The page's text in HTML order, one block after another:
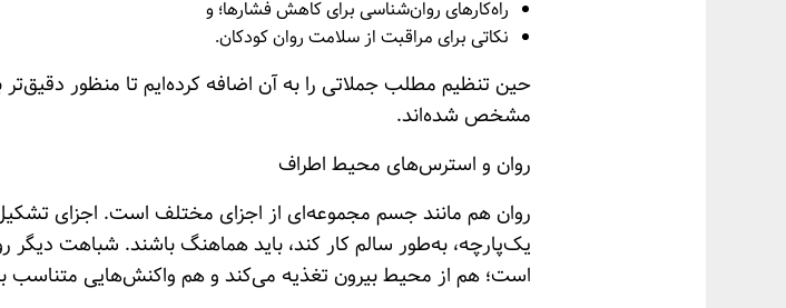
راه‌کارهای روان‌شناسی برای کاهش فشارها؛ و
نکاتی برای مراقبت از سلامت روان کودکان.
حین تنظیم مطلب جملاتی را به آن اضافه کرده‌ایم تا منظور
مشخص شده‌اند.
روان و استرس‌های محیط اطراف
روان هم مانند جسم‌ مجموعه‌ای از اجزای مختلف است. اجزای
یک‌پارچه، به‌طور سالم کار کند، باید هماهنگ باشند. شباهت
است؛ هم از محیط بیرون تغذیه می‌کند و هم واکنش‌هایی متناسب